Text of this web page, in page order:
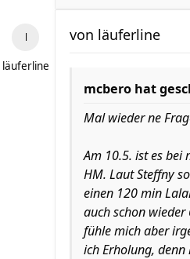
läuferline
von läuferline
mcbero hat
Mal wieder ne
Am 10.5. ist es
HM. Laut Steffny
einen 120 min
auch schon
fühle mich aber
ich Erholung,